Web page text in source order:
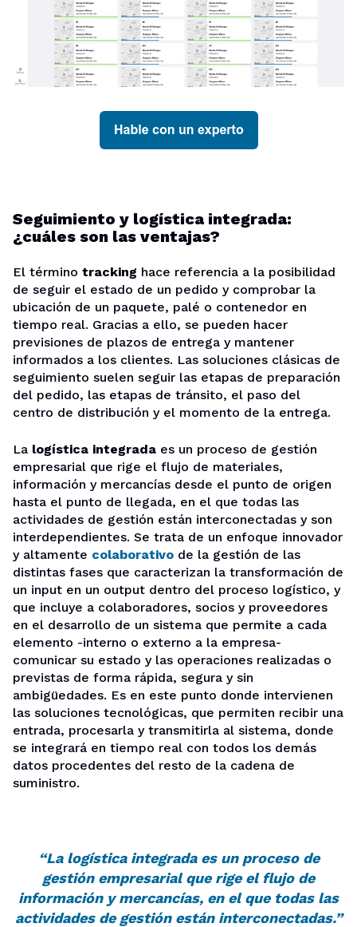
Seguimiento y logística integrada:
¿cuáles son las ventajas?
El término tracking hace referencia a la posibilidad
de seguir el estado de un pedido y comprobar la
ubicación de un paquete, palé o contenedor en
tiempo real. Gracias a ello, se pueden hacer
previsiones de plazos de entrega y mantener
informados a los clientes. Las soluciones clásicas de
seguimiento suelen seguir las etapas de preparación
del pedido, las etapas de tránsito, el paso del
centro de distribución y el momento de la entrega.
La logística integrada es un proceso de gestión
empresarial que rige el flujo de materiales,
información y mercancías desde el punto de origen
hasta el punto de llegada, en el que todas las
actividades de gestión están interconectadas y son
interdependientes. Se trata de un enfoque innovador
y altamente colaborativo de la gestión de las
distintas fases que caracterizan la transformación de
un input en un output dentro del proceso logístico, y
que incluye a colaboradores, socios y proveedores
en el desarrollo de un sistema que permite a cada
elemento -interno o externo a la empresa-
comunicar su estado y las operaciones realizadas o
previstas de forma rápida, segura y sin
ambigüedades. Es en este punto donde intervienen
las soluciones tecnológicas, que permiten recibir una
entrada, procesarla y transmitirla al sistema, donde
se integrará en tiempo real con todos los demás
datos procedentes del resto de la cadena de
suministro.
“La logística integrada es un proceso de
gestión empresarial que rige el flujo de
información y mercancías, en el que todas las
actividades de gestión están interconectadas.”